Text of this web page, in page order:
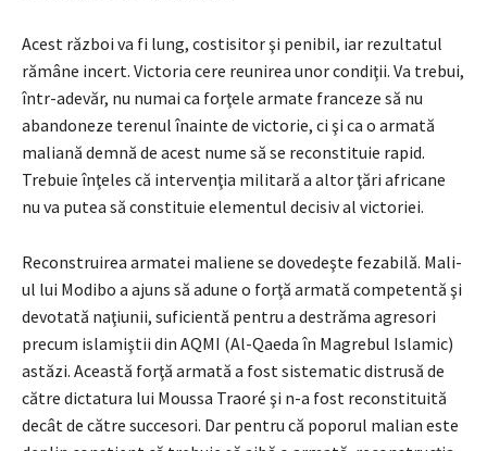
Acest război va fi lung, costisitor şi penibil, iar rezultatul
rămâne incert. Victoria cere reunirea unor condiţii. Va trebui,
într-adevăr, nu numai ca forţele armate franceze să nu
abandoneze terenul înainte de victorie, ci şi ca o armată
maliană demnă de acest nume să se reconstituie rapid.
Trebuie înţeles că intervenţia militară a altor ţări africane
nu va putea să constituie elementul decisiv al victoriei.
Reconstruirea armatei maliene se dovedeşte fezabilă. Mali-
ul lui Modibo a ajuns să adune o forţă armată competentă şi
devotată naţiunii, suficientă pentru a destrăma agresori
precum islamiştii din AQMI (Al-Qaeda în Magrebul Islamic)
astăzi. Această forţă armată a fost sistematic distrusă de
către dictatura lui Moussa Traoré şi n-a fost reconstituită
decât de către succesori. Dar pentru că poporul malian este